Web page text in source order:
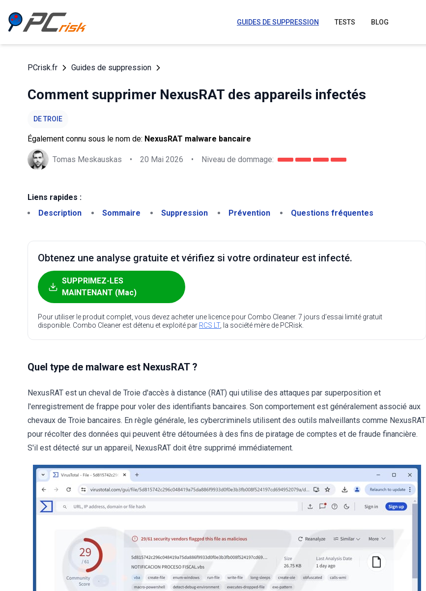
GUIDES DE SUPPRESSION TESTS BLOG
PCrisk.fr Guides de suppression
Comment supprimer NexusRAT des appareils infectés
DE TROIE
Également connu sous le nom de: NexusRAT malware bancaire
Tomas Meskauskas • 20 Mai 2026 • Niveau de dommage:
Liens rapides :
Description
Sommaire Suppression Prévention Questions fréquentes
Obtenez une analyse gratuite et vérifiez si votre ordinateur est infecté.
SUPPRIMEZ-LES
MAINTENANT (Mac)
Pour utiliser le produit complet, vous devez acheter une licence pour Combo Cleaner. 7 jours d’essai limité gratuit
disponible. Combo Cleaner est détenu et exploité par RCS LT, la société mère de PCRisk.
Quel type de malware est NexusRAT ?
NexusRAT est un cheval de Troie d'accès à distance (RAT) qui utilise des attaques par superposition et
l'enregistrement de frappe pour voler des identifiants bancaires. Son comportement est généralement associé aux
chevaux de Troie bancaires. En règle générale, les cybercriminels utilisent des outils malveillants comme NexusRAT
pour récolter des données qui peuvent être détournées à des fins de piratage de comptes et de fraude financière.
S'il est détecté sur un appareil, NexusRAT doit être supprimé immédiatement.